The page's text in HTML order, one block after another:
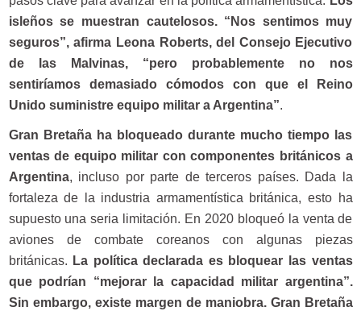
isleños se muestran cautelosos. “Nos sentimos muy
seguros”, afirma Leona Roberts, del Consejo Ejecutivo
de las Malvinas, “pero probablemente no nos
sentiríamos demasiado cómodos con que el Reino
Unido suministre equipo militar a Argentina”.
Gran Bretaña ha bloqueado durante mucho tiempo las
ventas de equipo militar con componentes británicos a
Argentina, incluso por parte de terceros países. Dada la
fortaleza de la industria armamentística británica, esto ha
supuesto una seria limitación. En 2020 bloqueó la venta de
aviones de combate coreanos con algunas piezas
británicas. La política declarada es bloquear las ventas
que podrían “mejorar la capacidad militar argentina”.
Sin embargo, existe margen de maniobra. Gran Bretaña